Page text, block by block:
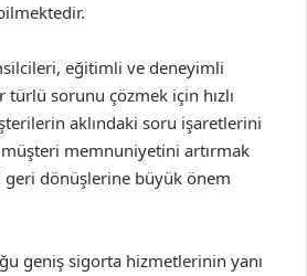
eğitimli ve deneyimli
türlü sorunu çözmek için hızlı
aklındaki soru işaretlerini
memnuniyetini artırmak
geri dönüşlerine büyük önem
geniş sigorta hizmetlerinin yanı